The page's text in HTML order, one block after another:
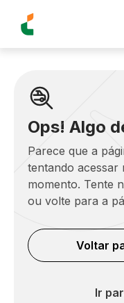
Ops! Algo
Parece que a
tentando acessar
momento. Tente
ou volte para a
Voltar
Ir